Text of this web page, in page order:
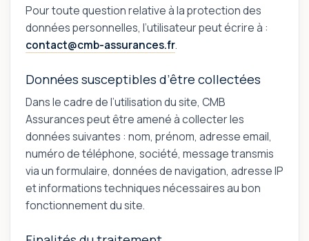
Pour toute question relative à la protection des
données personnelles, l’utilisateur peut écrire à :
contact@cmb-assurances.fr.
Données susceptibles d’être collectées
Dans le cadre de l’utilisation du site, CMB
Assurances peut être amené à collecter les
données suivantes : nom, prénom, adresse email,
numéro de téléphone, société, message transmis
via un formulaire, données de navigation, adresse IP
et informations techniques nécessaires au bon
fonctionnement du site.